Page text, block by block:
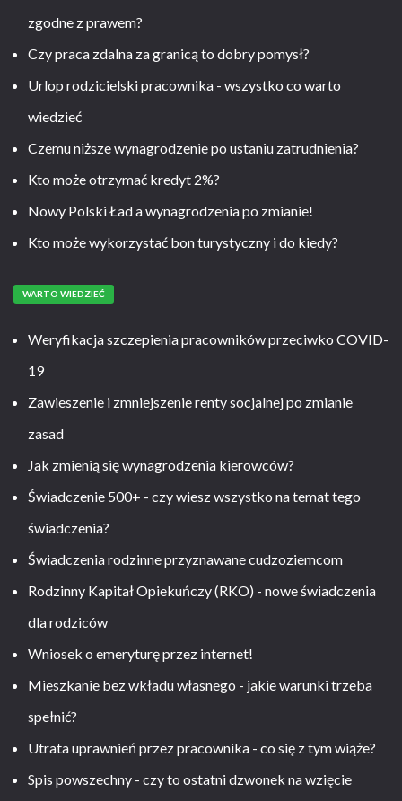
zgodne z prawem?
Czy praca zdalna za granicą to dobry pomysł?
Urlop rodzicielski pracownika - wszystko co warto
wiedzieć
Czemu niższe wynagrodzenie po ustaniu zatrudnienia?
Kto może otrzymać kredyt 2%?
Nowy Polski Ład a wynagrodzenia po zmianie!
Kto może wykorzystać bon turystyczny i do kiedy?
WARTO WIEDZIEĆ
Weryfikacja szczepienia pracowników przeciwko COVID-
19
Zawieszenie i zmniejszenie renty socjalnej po zmianie
zasad
Jak zmienią się wynagrodzenia kierowców?
Świadczenie 500+ - czy wiesz wszystko na temat tego
świadczenia?
Świadczenia rodzinne przyznawane cudzoziemcom
Rodzinny Kapitał Opiekuńczy (RKO) - nowe świadczenia
dla rodziców
Wniosek o emeryturę przez internet!
Mieszkanie bez wkładu własnego - jakie warunki trzeba
spełnić?
Utrata uprawnień przez pracownika - co się z tym wiąże?
Spis powszechny - czy to ostatni dzwonek na wzięcie